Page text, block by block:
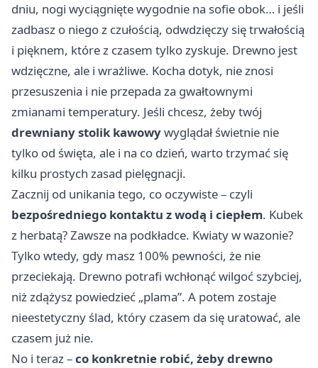
dniu, nogi wyciągnięte wygodnie na sofie obok… i jeśli
zadbasz o niego z czułością, odwdzięczy się trwałością
i pięknem, które z czasem tylko zyskuje. Drewno jest
wdzięczne, ale i wrażliwe. Kocha dotyk, nie znosi
przesuszenia i nie przepada za gwałtownymi
zmianami temperatury. Jeśli chcesz, żeby twój
drewniany stolik kawowywyglądał świetnie nie
tylko od święta, ale i na co dzień, warto trzymać się
kilku prostych zasad pielęgnacji.
Zacznij od unikania tego, co oczywiste – czyli
bezpośredniego kontaktu z wodą i ciepłem. Kubek
z herbatą? Zawsze na podkładce. Kwiaty w wazonie?
Tylko wtedy, gdy masz 100% pewności, że nie
przeciekają. Drewno potrafi wchłonąć wilgoć szybciej,
niż zdążysz powiedzieć „plama”. A potem zostaje
nieestetyczny ślad, który czasem da się uratować, ale
czasem już nie.
No i teraz –co konkretnie robić, żeby drewno